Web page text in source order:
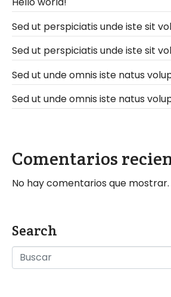
*
Sed ut perspiciatis unde iste sit
Sed ut perspiciatis unde iste sit
Sed ut unde omnis iste natus
Sed ut unde omnis iste natus
Comentarios
No hay comentarios que mostrar.
Search